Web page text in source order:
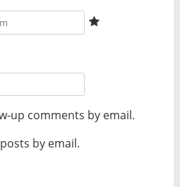
up comments by email.
by email.